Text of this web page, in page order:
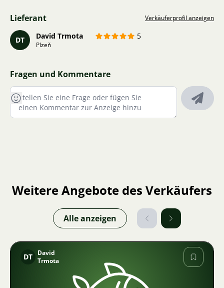
Lieferant Verkäuferprofil anzeigen
DT David Trmota 5
Plzeň
Fragen und Kommentare
Weitere Angebote des Verkäufers
Alle anzeigen
DT
David
Trmota